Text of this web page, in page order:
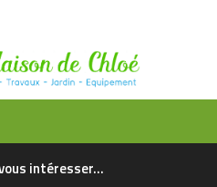
intéresser...